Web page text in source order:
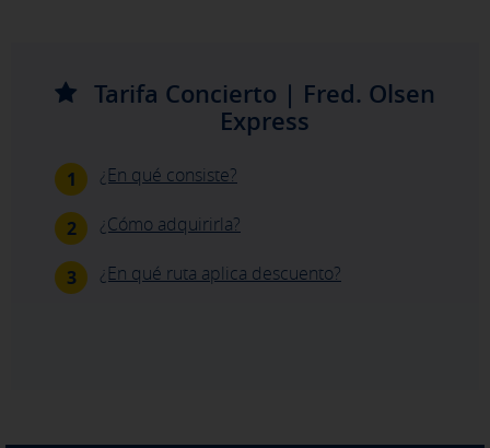
Tarifa Concierto | Fred. Olsen
Express
1 ¿En qué consiste?
2 ¿Cómo adquirirla?
3 ¿En qué ruta aplica descuento?